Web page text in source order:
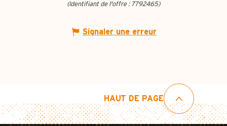
(Identifiant de l'offre : 7792465)
Signaler une erreur
HAUT DE PAGE